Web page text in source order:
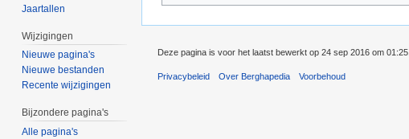
Jaartallen
Wijzigingen
Nieuwe pagina's
Nieuwe bestanden
Recente wijzigingen
Bijzondere pagina's
Alle pagina's
Deze pagina is voor het laatst bewerkt op 24 sep 2016 om 01:25.
Privacybeleid Over Berghapedia Voorbehoud